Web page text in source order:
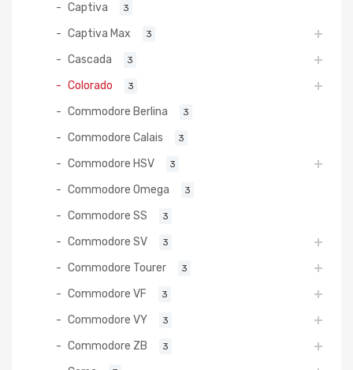
Captiva 3
Captiva Max 3
Cascada 3
Colorado 3
Commodore Berlina 3
Commodore Calais 3
Commodore HSV 3
Commodore Omega 3
Commodore SS 3
Commodore SV 3
Commodore Tourer 3
Commodore VF 3
Commodore VY 3
Commodore ZB 3